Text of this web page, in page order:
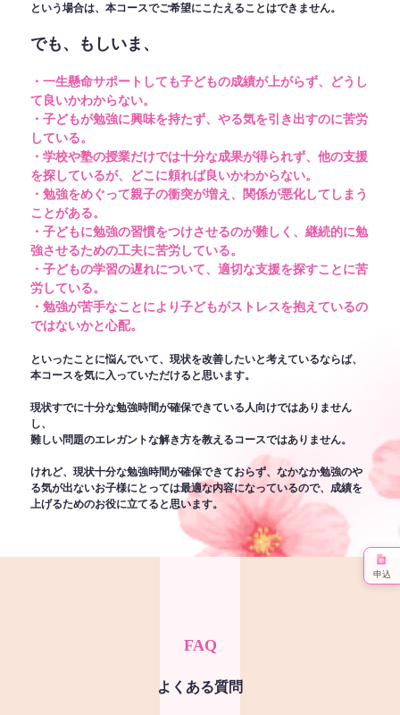
という場合は、本コースでご希望にこたえることはできません。
でも、もしいま、
・一生懸命サポートしても子どもの成績が上がらず、どうし
て良いかわからない。
・子どもが勉強に興味を持たず、やる気を引き出すのに苦労
している。
・学校や塾の授業だけでは十分な成果が得られず、他の支援
を探しているが、どこに頼れば良いかわからない。
・勉強をめぐって親子の衝突が増え、関係が悪化してしまう
ことがある。
・子どもに勉強の習慣をつけさせるのが難しく、継続的に勉
強させるための工夫に苦労している。
・子どもの学習の遅れについて、適切な支援を探すことに苦
労している。
・勉強が苦手なことにより子どもがストレスを抱えているの
ではないかと心配。
といったことに悩んでいて、現状を改善したいと考えているならば、
本コースを気に入っていただけると思います。
現状すでに十分な勉強時間が確保できている人向けではありません
し、
難しい問題のエレガントな解き方を教えるコースではありません。
けれど、現状十分な勉強時間が確保できておらず、なかなか勉強のや
る気が出ないお子様にとっては最適な内容になっているので、成績を
上げるためのお役に立てると思います。
FAQ
よくある質問
申込